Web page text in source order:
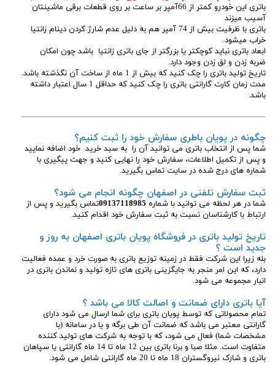
باتری این خودرو کمتر از 66آمپر بر ساعت بر روی قطعات برقی ماشینتان
آسیب میزند
باتری با ظرفیت بیش از 74 آمپر هم به دلیل عدم شارژ کردن دینام زانتیا
خراب میشود.
ابعاد باتری نباید کوچکتر یا بزرگتر از جای باتری زانتیا باشد چون امکان
ضربه زدن و لق زدن وجود دارد.
تاریخ تولید باتری را چک کنید که بیش از 1 ماه از ساخت آن نگذشته باشد.
مدت زمان کارت گارانتی باتری را چک کنید که حداقل 1 سال اعتبار داشته
باشد.
چگونه در پویان باطری سفارش خود را ثبت کنیم؟
شما پس از انتخاب باتری می توانید آن را به سبد خرید خود اضافه نمایید
و پس از تکمیل اطلاعات، سفارش خود را نهایی کنید و جهت پیگیری با
شماره های درج شده در سایت تماس بگیرید.
ثبت سفارش تلفنی در اصفهان چگونه انجام می شود؟
شما در هر لحظه می توانید با شماره 09137118985تماس بگیرید و پس از
ارتباط با کارشناسان نسبت به ثبت سفارش خود اقدام کنید.
تاریخ تولید باتری در فروشگاه پویان باتری اصفهان به روز و
جدید است ؟
بله زیرا این شرکت فقط در زمینه توزیع باتری به صورت خرد و عمده فعالیت
دارد، که این امر منجر به جایگزینی باتری های تازه تولید و نماندن باتری در
انبار مجموعه می شود.
آیا باتری دارای ضمانت و اصالت کالا می باشد ؟
تمام محصولاتی که توسط پویان باتری برای شما ارسال می شود دارای
گارانتی معتبر می باشد که ضمانت آن طی برگه و یا در سامانه (با
مشخصات شما) فعال می شود، که با توجه به شرکت های تولید کننده
متفاوت است. مثلا صبا و برنا باتری بین 12 ماه تا 14 ماه گارانتی یا سپاهان
باتری و شارک نیروگستران 18 ماه تا 20 ماه گارانتی شامل می شود.